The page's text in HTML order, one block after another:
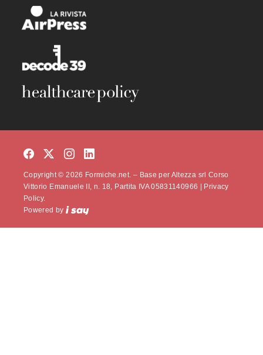
Copyright © 2026 Formiche.net. – Base per Altezza srl Corso
Vittorio Emanuele II, n. 18, Partita IVA 05831140966 | Privacy
Policy.
Powered by